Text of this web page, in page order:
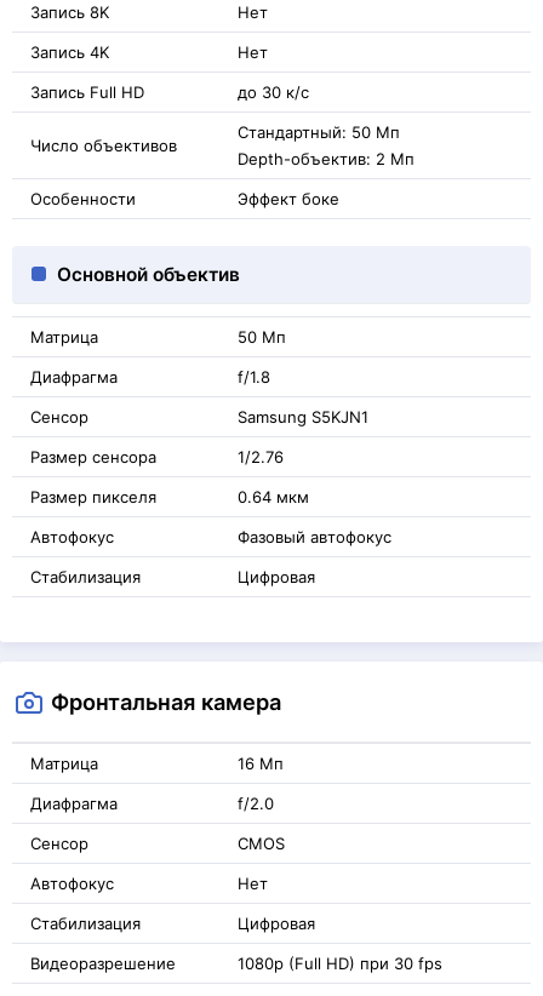
Запись 8K Нет
Запись 4K Нет
Запись Full HD до 30 к/с
Число объективов
Стандартный: 50 Мп
Depth-объектив: 2 Мп
Особенности Эффект боке
Основной объектив
Матрица 50 Мп
Диафрагма f/1.8
Сенсор Samsung S5KJN1
Размер сенсора 1/2.76
Размер пикселя 0.64 мкм
Автофокус Фазовый автофокус
Стабилизация Цифровая
Фронтальная камера
Матрица 16 Мп
Диафрагма f/2.0
Сенсор CMOS
Автофокус Нет
Стабилизация Цифровая
Видеоразрешение 1080p (Full HD) при 30 fps